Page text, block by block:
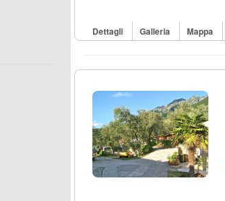
Dettagli Galleria Mappa